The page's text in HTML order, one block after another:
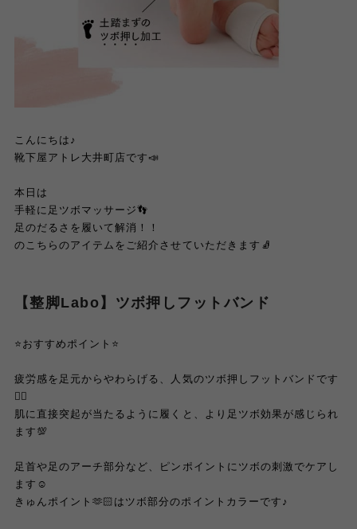
こんにちは♪
靴下屋アトレ大井町店です📣
本日は
手軽に足ツボマッサージ👣
足のだるさを履いて解消！！
のこちらのアイテムをご紹介させていただきます🧦
【整脚Labo】ツボ押しフットバンド
⭐️おすすめポイント⭐️
疲労感を足元からやわらげる、人気のツボ押しフットバンドです
☝🏻
肌に直接突起が当たるように履くと、より足ツボ効果が感じられ
ます💯
足首や足のアーチ部分など、ピンポイントにツボの刺激でケアし
ます☺️
きゅんポイント🫶🏻はツボ部分のポイントカラーです♪